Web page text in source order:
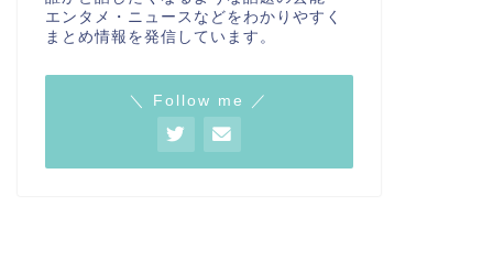
エンタメ・ニュースなどをわかりやすく
まとめ情報を発信しています。
＼ Follow me ／